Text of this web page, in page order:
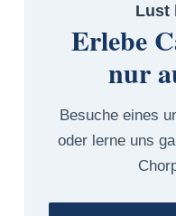
Lust
Erlebe
nur
Besuche eines
oder lerne uns